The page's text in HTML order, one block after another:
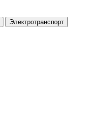
Электротранспорт